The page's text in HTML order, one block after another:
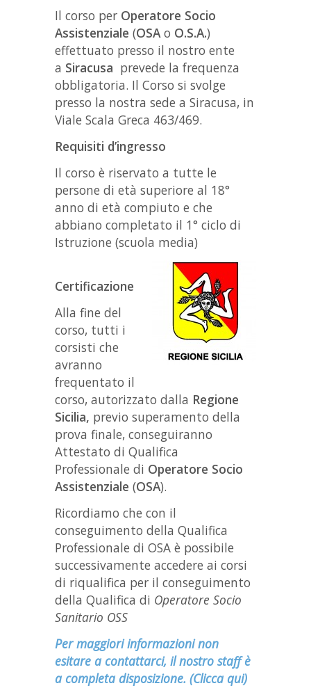
Il corso per Operatore Socio
Assistenziale (OSA o O.S.A.)
effettuato presso il nostro ente
a Siracusa prevede la frequenza
obbligatoria. Il Corso si svolge
presso la nostra sede a Siracusa, in
Viale Scala Greca 463/469.
Requisiti d’ingresso
Il corso è riservato a tutte le
persone di età superiore al 18°
anno di età compiuto e che
abbiano completato il 1° ciclo di
Istruzione (scuola media)
Certificazione
Alla fine del
corso, tutti i
corsisti che
avranno
frequentato il
corso, autorizzato dalla Regione
Sicilia, previo superamento della
prova finale, conseguiranno
Attestato di Qualifica
Professionale di Operatore Socio
Assistenziale (OSA).
Ricordiamo che con il
conseguimento della Qualifica
Professionale di OSA è possibile
successivamente accedere ai corsi
di riqualifica per il conseguimento
della Qualifica di Operatore Socio
Sanitario OSS
Per maggiori informazioni non
esitare a contattarci, il nostro staff è
a completa disposizione. (Clicca qui)